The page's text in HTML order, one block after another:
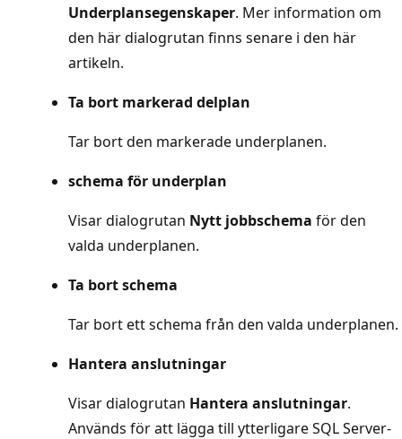
Underplansegenskaper. Mer information om
den här dialogrutan finns senare i den här
artikeln.
Ta bort markerad delplan
Tar bort den markerade underplanen.
schema för underplan
Visar dialogrutan Nytt jobbschema för den
valda underplanen.
Ta bort schema
Tar bort ett schema från den valda underplanen.
Hantera anslutningar
Visar dialogrutan Hantera anslutningar.
Används för att lägga till ytterligare SQL Server-